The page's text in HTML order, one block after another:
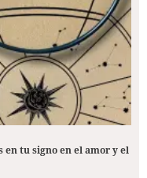
en tu signo en el amor y el